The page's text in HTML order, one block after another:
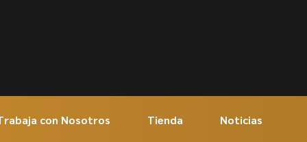
con Nosotros Tienda Noticias